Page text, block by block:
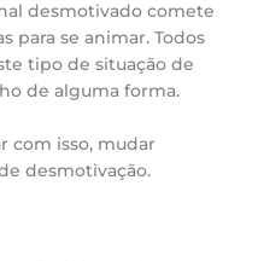
desmotivado comete
para se animar. Todos
tipo de situação de
de alguma forma.
com isso, mudar
desmotivação.